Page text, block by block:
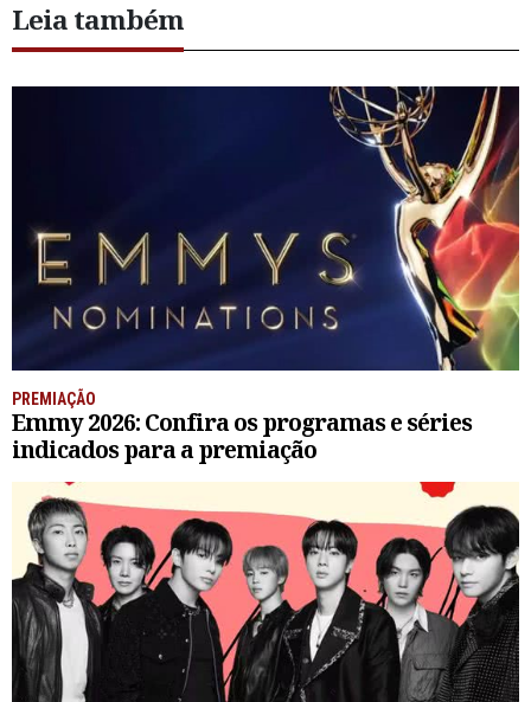
Leia também
PREMIAÇÃO
Emmy 2026: Confira os programas e séries
indicados para a premiação